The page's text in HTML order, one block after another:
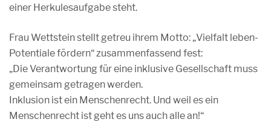
einer Herkulesaufgabe steht.
Frau Wettstein stellt getreu ihrem Motto: „Vielfalt leben-
Potentiale fördern“ zusammenfassend fest:
„Die Verantwortung für eine inklusive Gesellschaft muss
gemeinsam getragen werden.
Inklusion ist ein Menschenrecht. Und weil es ein
Menschenrecht ist geht es uns auch alle an!“